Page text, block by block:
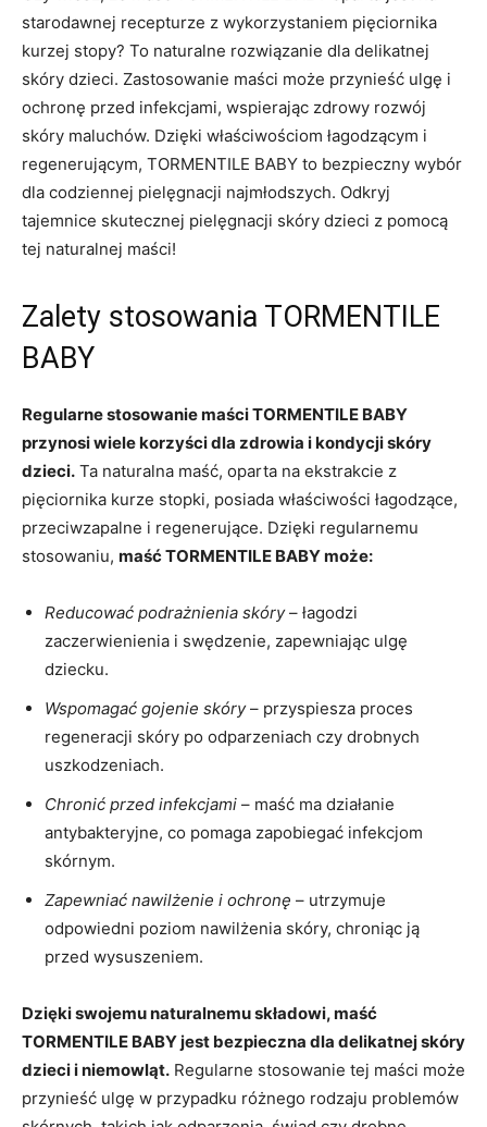
starodawnej recepturze z wykorzystaniem pięciornika
kurzej stopy? To naturalne rozwiązanie dla delikatnej
skóry dzieci. Zastosowanie maści może przynieść ulgę i
ochronę przed infekcjami, wspierając zdrowy rozwój
skóry maluchów. Dzięki właściwościom łagodzącym i
regenerującym, TORMENTILE BABY to bezpieczny wybór
dla codziennej pielęgnacji najmłodszych. Odkryj
tajemnice skutecznej pielęgnacji skóry dzieci z pomocą
tej naturalnej maści!
Zalety stosowania TORMENTILE
BABY
Regularne stosowanie maści TORMENTILE BABY
przynosi wiele korzyści dla zdrowia i kondycji skóry
dzieci. Ta naturalna maść, oparta na ekstrakcie z
pięciornika kurze stopki, posiada właściwości łagodzące,
przeciwzapalne i regenerujące. Dzięki regularnemu
stosowaniu, maść TORMENTILE BABY może:
Reducować podrażnienia skóry– łagodzi
zaczerwienienia i swędzenie, zapewniając ulgę
dziecku.
Wspomagać gojenie skóry– przyspiesza proces
regeneracji skóry po odparzeniach czy drobnych
uszkodzeniach.
Chronić przed infekcjami – maść ma działanie
antybakteryjne, co pomaga zapobiegać infekcjom
skórnym.
Zapewniać nawilżenie i ochronę – utrzymuje
odpowiedni poziom nawilżenia skóry, chroniąc ją
przed wysuszeniem.
Dzięki swojemu naturalnemu składowi, maść
TORMENTILE BABY jest bezpieczna dla delikatnej skóry
dzieci i niemowląt. Regularne stosowanie tej maści może
przynieść ulgę w przypadku różnego rodzaju problemów